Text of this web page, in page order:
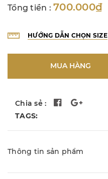
Tổng tiền : 700.000₫
HƯỚNG DẪN CHỌN SIZE
MUA HÀNG
Chia sẻ :
TAGS:
Thông tin sản phẩm